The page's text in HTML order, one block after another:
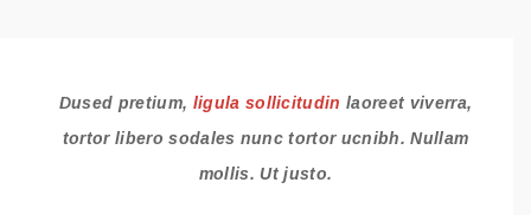
Dused pretium, ligula sollicitudin laoreet viverra,
tortor libero sodales nunc tortor ucnibh. Nullam
mollis. Ut justo.